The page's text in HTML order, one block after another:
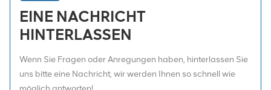
EINE NACHRICHT
HINTERLASSEN
Wenn Sie Fragen oder Anregungen haben, hinterlassen Sie
uns bitte eine Nachricht, wir werden Ihnen so schnell wie